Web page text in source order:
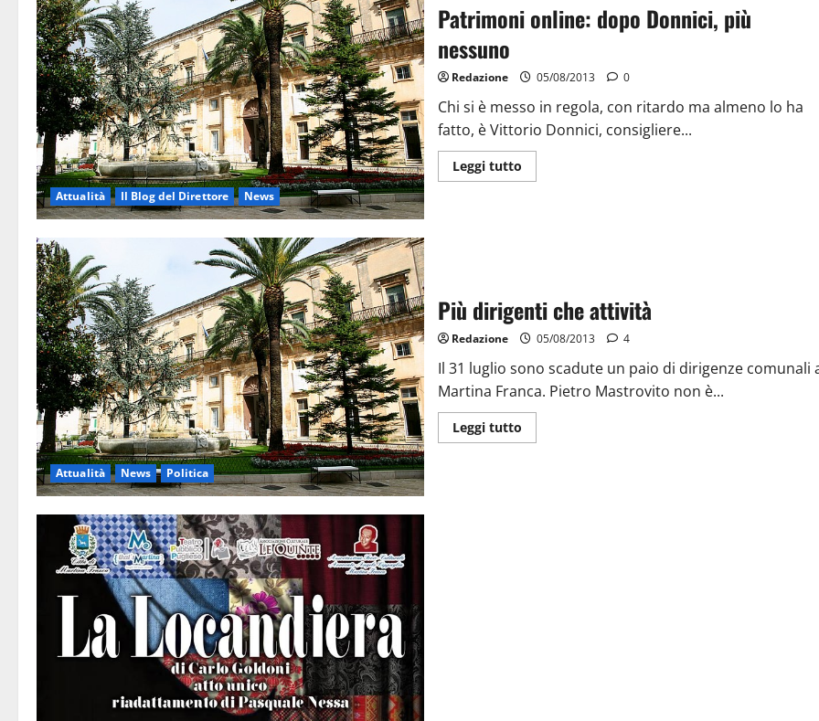
Attualità Il Blog del Direttore News
Patrimoni online: dopo Donnici, più
nessuno
Redazione 05/08/2013 0
Chi si è messo in regola, con ritardo ma almeno lo ha
fatto, è Vittorio Donnici, consigliere...
Leggi tutto
Attualità News Politica
Più dirigenti che attività
Redazione 05/08/2013 4
Il 31 luglio sono scadute un paio di dirigenze comunali
Martina Franca. Pietro Mastrovito non è...
Leggi tutto